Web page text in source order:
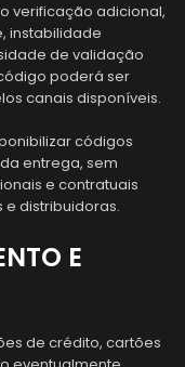
verificação adicional,
instabilidade
de validação
poderá ser
canais disponíveis.
códigos
entrega, sem
e contratuais
distribuidoras.
E
de crédito, cartões